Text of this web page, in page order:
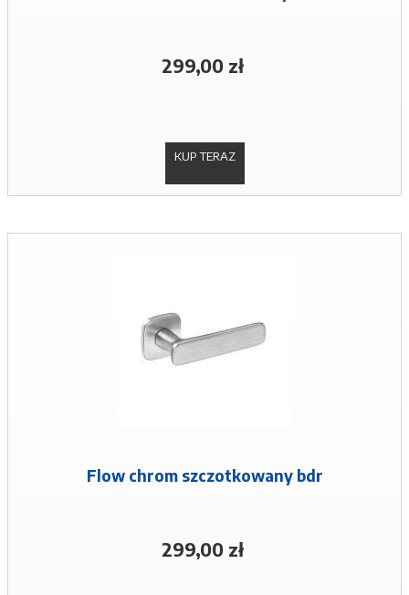
299,00 zł
KUP TERAZ
Flow chrom szczotkowany bdr
299,00 zł